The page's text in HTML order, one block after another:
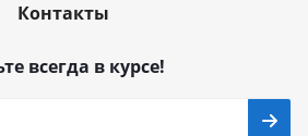
Контакты
всегда в курсе!